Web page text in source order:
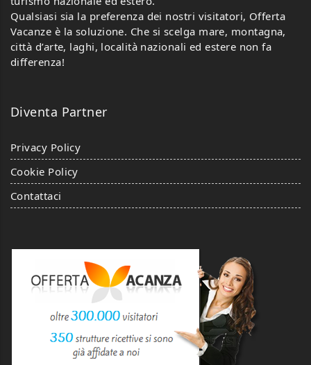
Qualsiasi sia la preferenza dei nostri visitatori, Offerta
Vacanze è la soluzione. Che si scelga mare, montagna,
città d’arte, laghi, località nazionali ed estere non fa
differenza!
Diventa Partner
Privacy Policy
Cookie Policy
Contattaci